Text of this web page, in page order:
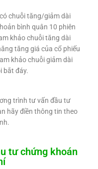
chuỗi tăng/giảm dài
bình quân 10 phiên
khảo chuỗi tăng dài
tăng giá của cổ phiếu
khảo chuỗi giảm dài
bắt đáy.
trình tư vấn đầu tư
hãy điền thông tin theo
tư chứng khoán